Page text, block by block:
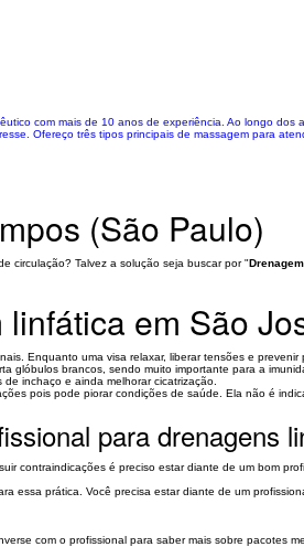
com mais de 10 anos de experiência. Ao longo
Ofereço três tipos principais de massagem para
(São Paulo)
circulação? Talvez a solução seja buscar por "
em São
Enquanto uma visa relaxar, liberar tensões e
brancos, sendo muito importante para a
inchaço e ainda melhorar cicatrização.
pois pode piorar condições de saúde. Ela não é
para drenagens
contraindicações é preciso estar diante de um bom
prática. Você precisa estar diante de um
com o profissional para saber mais sobre pacotes